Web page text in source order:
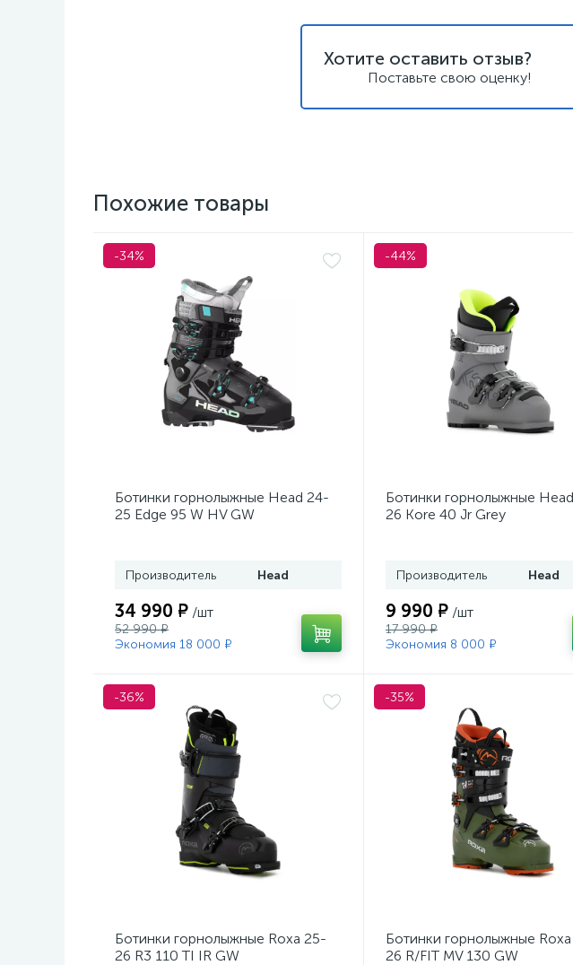
Хотите оставить отзыв?
Поставьте свою оценку!
Похожие товары
-34%
Ботинки горнолыжные Head 24-
25 Edge 95 W HV GW
Производитель Head
34 990 ₽ /шт
52 990 ₽
Экономия 18 000 ₽
-44%
Ботинки горнолыжные
26 Kore 40 Jr Grey
Производитель Head
9 990 ₽ /шт
17 990 ₽
Экономия 8 000 ₽
-36%
Ботинки горнолыжные Roxa 25-
26 R3 110 TI IR GW
-35%
Ботинки горнолыжные
26 R/FIT MV 130 GW